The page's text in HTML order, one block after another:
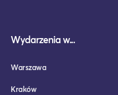
Wydarzenia w...
Warszawa
Kraków